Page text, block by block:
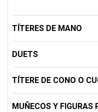
TÍTERES DE MANO
DUETS
TÍTERE DE CONO O
MUÑECOS Y FIGURAS